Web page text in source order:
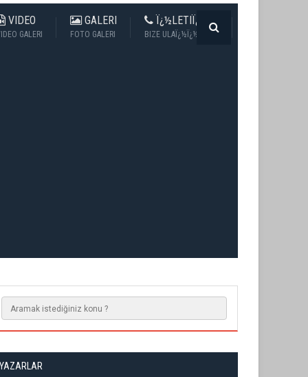
VIDEO
GALERI
GALERI
FOTO GALERI
Ï¿½LETIÏ¿½IM
BIZE ULAÏ¿½Ï¿½N
YAZARLAR